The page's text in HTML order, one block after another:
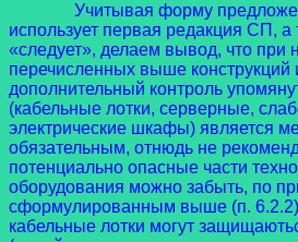
Учитывая форму
использует первая редакция СП, а
«следует», делаем вывод, что при
перечисленных выше конструкций
дополнительный контроль
(кабельные лотки, серверные,
электрические шкафы) является
обязательным, отнюдь не
потенциально опасные части
оборудования можно забыть, по
сформулированным выше (п.
кабельные лотки могут